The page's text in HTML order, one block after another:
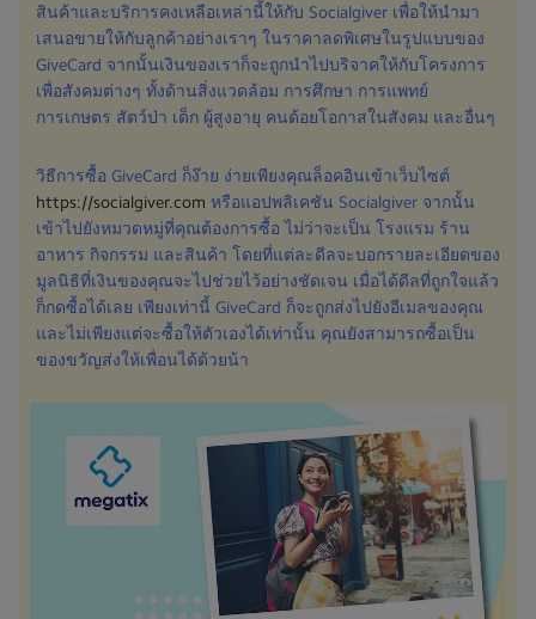
สินค้าและบริการคงเหลือเหล่านี้ให้กับ Socialgiver เพื่อให้นำมา
เสนอขายให้กับลูกค้าอย่างเราๆ ในราคาลดพิเศษในรูปแบบของ
GiveCard จากนั้นเงินของเราก็จะถูกนำไปบริจาคให้กับโครงการ
เพื่อสังคมต่างๆ ทั้งด้านสิ่งแวดล้อม การศึกษา การแพทย์
การเกษตร สัตว์ป่า เด็ก ผู้สูงอายุ คนด้อยโอกาสในสังคม และอื่นๆ
วิธีการซื้อ GiveCard ก็ง๊าย ง่ายเพียงคุณล็อคอินเข้าเว็บไซต์
https://socialgiver.com หรือแอปพลิเคชัน Socialgiver จากนั้น
เข้าไปยังหมวดหมู่ที่คุณต้องการซื้อ ไม่ว่าจะเป็น โรงแรม ร้าน
อาหาร กิจกรรม และสินค้า โดยที่แต่ละดีลจะบอกรายละเอียดของ
มูลนิธิที่เงินของคุณจะไปช่วยไว้อย่างชัดเจน เมื่อได้ดีลที่ถูกใจแล้ว
ก็กดซื้อได้เลย เพียงเท่านี้ GiveCard ก็จะถูกส่งไปยังอีเมลของคุณ
และไม่เพียงแต่จะซื้อให้ตัวเองได้เท่านั้น คุณยังสามารถซื้อเป็น
ของขวัญส่งให้เพื่อนได้ด้วยน้า